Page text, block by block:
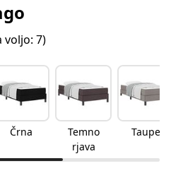
voljo: 7)
Črna
Temno
rjava
Taupe